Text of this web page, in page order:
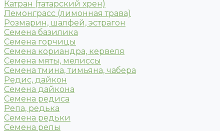
Катран (татарский хрен)
Лемонграсс (лимонная трава)
Розмарин, шалфей, эстрагон
Семена базилика
Семена горчицы
Семена кориандра, кервеля
Семена мяты, мелиссы
Семена тмина, тимьяна, чабера
Редис, дайкон
Семена дайкона
Семена редиса
Репа, редька
Семена редьки
Семена репы